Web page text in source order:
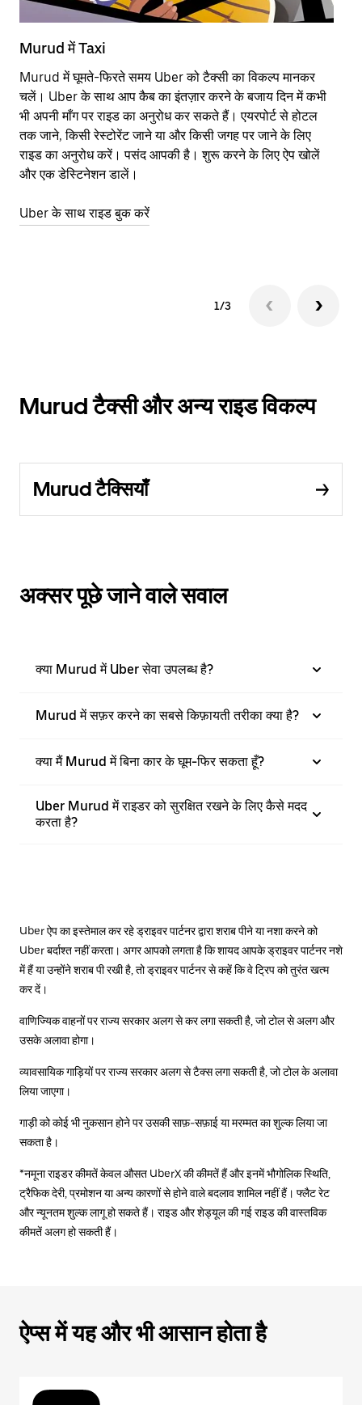
Murud में Taxi
Murud में घूमते-फिरते समय Uber को टैक्सी का विकल्प मानकर
चलें। Uber के साथ आप कैब का इंतज़ार करने के बजाय दिन में कभी
भी अपनी माँग पर राइड का अनुरोध कर सकते हैं। एयरपोर्ट से होटल
तक जाने, किसी रेस्टोरेंट जाने या और किसी जगह पर जाने के लिए
राइड का अनुरोध करें। पसंद आपकी है। शुरू करने के लिए ऐप खोलें
और एक डेस्टिनेशन डालें।
Uber के साथ राइड बुक करें
1/3
Murud टैक्सी और अन्य राइड विकल्प
Murud टैक्सियाँ
अक्सर पूछे जाने वाले सवाल
क्या Murud में Uber सेवा उपलब्ध है?
Murud में सफ़र करने का सबसे किफ़ायती तरीका क्या है?
क्या मैं Murud में बिना कार के घूम-फिर सकता हूँ?
Uber Murud में राइडर को सुरक्षित रखने के लिए कैसे मदद
करता है?
Uber ऐप का इस्तेमाल कर रहे ड्राइवर पार्टनर द्वारा शराब पीने या नशा करने को
Uber बर्दाश्त नहीं करता। अगर आपको लगता है कि शायद आपके ड्राइवर पार्टनर नशे
में हैं या उन्होंने शराब पी रखी है, तो ड्राइवर पार्टनर से कहें कि वे ट्रिप को तुरंत खत्म
कर दें।
वाणिज्यिक वाहनों पर राज्य सरकार अलग से कर लगा सकती है, जो टोल से अलग और
उसके अलावा होगा।
व्यावसायिक गाड़ियों पर राज्य सरकार अलग से टैक्स लगा सकती है, जो टोल के अलावा
लिया जाएगा।
गाड़ी को कोई भी नुकसान होने पर उसकी साफ़-सफ़ाई या मरम्मत का शुल्क लिया जा
सकता है।
*नमूना राइडर कीमतें केवल औसत UberX की कीमतें हैं और इनमें भौगोलिक स्थिति,
ट्रैफिक देरी, प्रमोशन या अन्य कारणों से होने वाले बदलाव शामिल नहीं हैं। फ्लैट रेट
और न्यूनतम शुल्क लागू हो सकते हैं। राइड और शेड्यूल की गई राइड की वास्तविक
कीमतें अलग हो सकती हैं।
ऐप्स में यह और भी आसान होता है